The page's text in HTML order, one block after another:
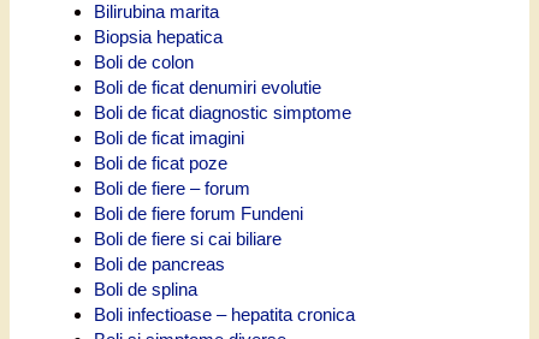
Bilirubina marita
Biopsia hepatica
Boli de colon
Boli de ficat denumiri evolutie
Boli de ficat diagnostic simptome
Boli de ficat imagini
Boli de ficat poze
Boli de fiere – forum
Boli de fiere forum Fundeni
Boli de fiere si cai biliare
Boli de pancreas
Boli de splina
Boli infectioase – hepatita cronica